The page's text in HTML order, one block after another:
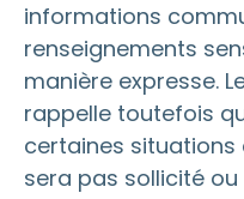
informations
renseignements
manière expresse.
rappelle toutefois
certaines
sera pas sollicité